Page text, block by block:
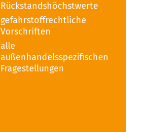
Rückstandshöchstwerte
gefahrstoffrechtliche
Vorschriften
alle
außenhandelsspezifischen
Fragestellungen